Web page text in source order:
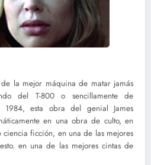
la mejor máquina de matar jamás
del T-800 o sencillamente de
1984, esta obra del genial James
en una obra de culto, en
ciencia ficción, en una de las mejores
en una de las mejores cintas de